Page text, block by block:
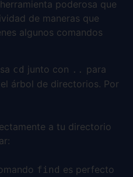
poderosa que
de maneras que
algunos comandos
cd junto con .. para
árbol de directorios. Por
a tu directorio
find es perfecto